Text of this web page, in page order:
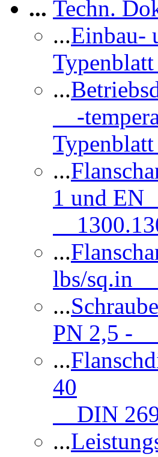
... Techn.
...
...
-
...
1 und EN
...
lbs/sq.in
...
PN 2,5 -
...
40
DIN
...